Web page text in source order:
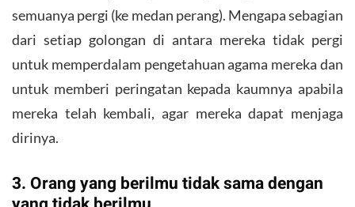
semuanya pergi (ke medan perang). Mengapa sebagian
dari setiap golongan di antara mereka tidak pergi
untuk memperdalam pengetahuan agama mereka dan
untuk memberi peringatan kepada kaumnya apabila
mereka telah kembali, agar mereka dapat menjaga
dirinya.
3. Orang yang berilmu tidak sama dengan